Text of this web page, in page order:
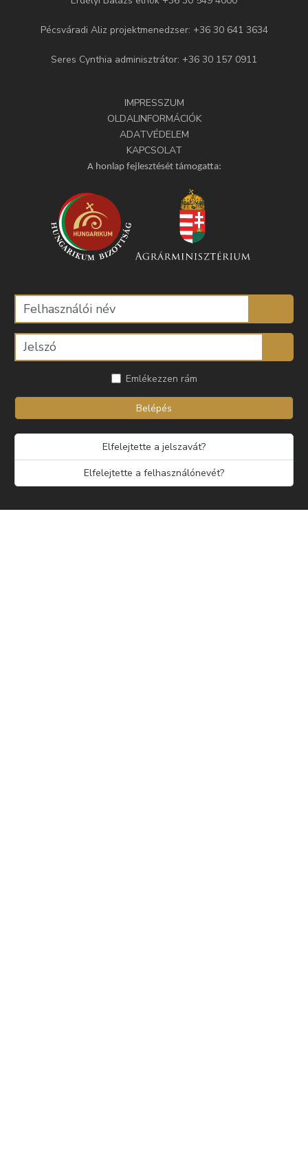
Pécsváradi Aliz projektmenedzser: +36 30 641 3634
Seres Cynthia adminisztrátor: +36 30 157 0911
IMPRESSZUM
OLDALINFORMÁCIÓK
ADATVÉDELEM
KAPCSOLAT
A honlap fejlesztését támogatta:
Emlékezzen rám
Belépés
Elfelejtette a jelszavát?
Elfelejtette a felhasználónevét?